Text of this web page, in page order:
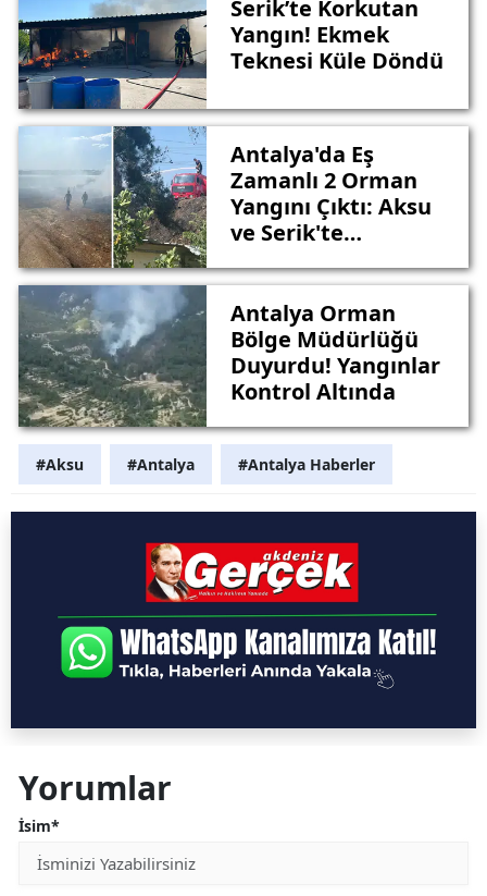
Serik’te Korkutan
Yangın! Ekmek
Teknesi Küle Döndü
Antalya'da Eş
Zamanlı 2 Orman
Yangını Çıktı: Aksu
ve Serik'te
Antalya Orman
Bölge Müdürlüğü
Duyurdu! Yangınlar
Kontrol Altında
#Aksu #Antalya #Antalya Haberler
Yorumlar
İsim*